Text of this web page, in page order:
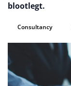
blootlegt.
Consultancy